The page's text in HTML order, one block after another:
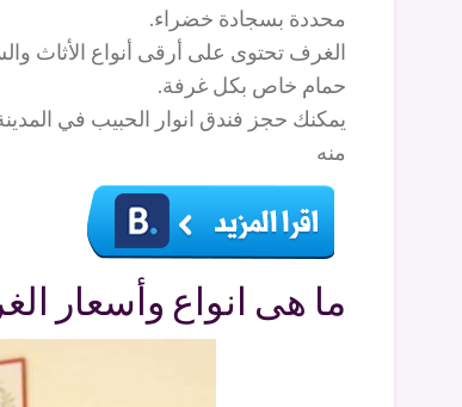
محددة بسجادة خضراء.
الغرف تحتوى على أرقى أنواع الأثاث
حمام خاص بكل غرفة.
يمكنك حجز فندق انوار الحبيب في
منه
ما هى انواع وأسعار